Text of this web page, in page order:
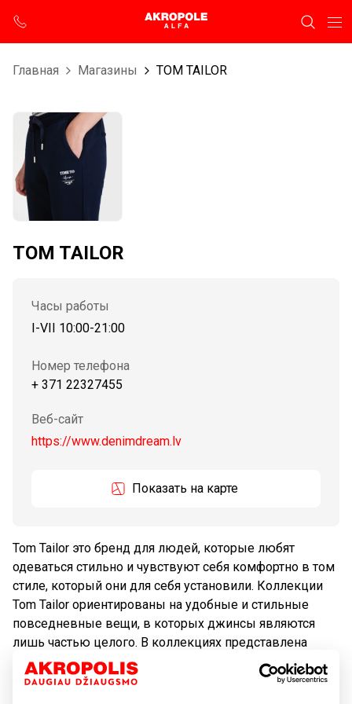
Главная Магазины TOM TAILOR
TOM TAILOR
Часы работы
I-VII 10:00-21:00
Номер телефона
+ 371 22327455
Веб-сайт
https://www.denimdream.lv
Показать на карте
Tom Tailor это бренд для людей, которые любят
одеваться стильно и чувствуют себя комфортно в том
стиле, который они для себя установили. Коллекции
Tom Tailor ориентированы на удобные и стильные
повседневные вещи, в которых джинсы являются
лишь частью целого. В коллекциях представлена
повседневная одежда для мужчин, женщин и детей, а
визитная карточка-джинсы. Tom Tailor был основан в